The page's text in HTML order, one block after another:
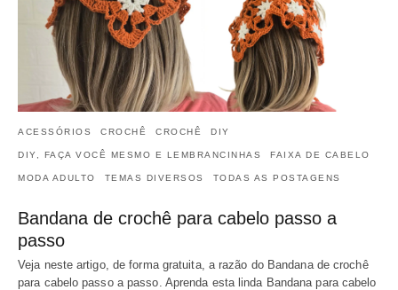
ACESSÓRIOS CROCHÊ CROCHÊ DIY
DIY, FAÇA VOCÊ MESMO E LEMBRANCINHAS FAIXA DE CABELO
MODA ADULTO TEMAS DIVERSOS TODAS AS POSTAGENS
Bandana de crochê para cabelo passo a
passo
Veja neste artigo, de forma gratuita, a razão do Bandana de crochê
para cabelo passo a passo. Aprenda esta linda Bandana para cabelo